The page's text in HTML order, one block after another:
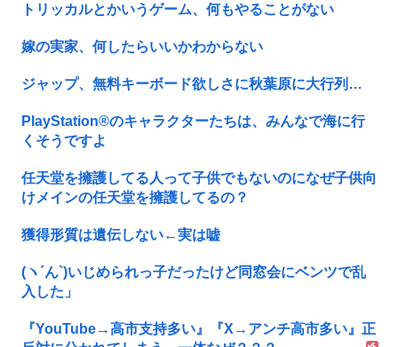
トリッカルとかいうゲーム、何もやることがない
嫁の実家、何したらいいかわからない
ジャップ、無料キーボード欲しさに秋葉原に大行列…
PlayStation®のキャラクターたちは、みんなで海に行
くそうですよ
任天堂を擁護してる人って子供でもないのになぜ子供向
けメインの任天堂を擁護してるの？
獲得形質は遺伝しない←実は嘘
(ヽ´ん`)いじめられっ子だったけど同窓会にベンツで乱
入した」
『YouTube→高市支持多い』『X→アンチ高市多い』正